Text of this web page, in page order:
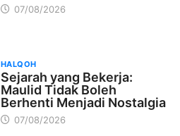
07/08/2026
HALQOH
Sejarah yang Bekerja:
Maulid Tidak Boleh
Berhenti Menjadi Nostalgia
07/08/2026